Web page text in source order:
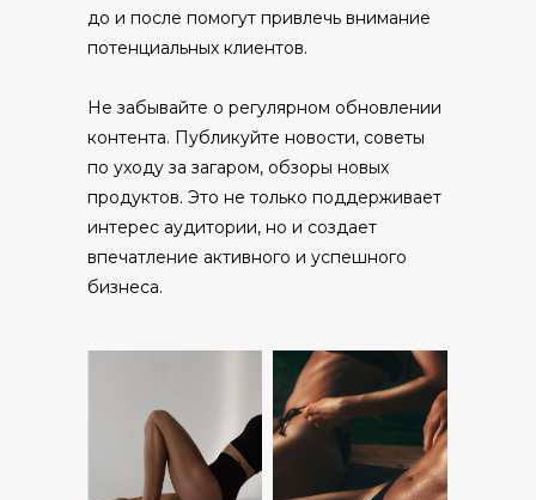
до и после помогут привлечь внимание
потенциальных клиентов.
Не забывайте о регулярном обновлении
контента. Публикуйте новости, советы
по уходу за загаром, обзоры новых
продуктов. Это не только поддерживает
интерес аудитории, но и создает
впечатление активного и успешного
бизнеса.